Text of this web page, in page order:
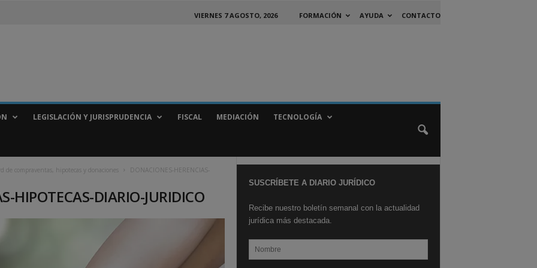
VIERNES 7 AGOSTO, 2026 FORMACIÓN AYUDA CONTACTO
LEGISLACIÓN Y JURISPRUDENCIA FISCAL MEDIACIÓN TECNOLOGÍA
de compraventas, hipotecas y donaciones
DONACIONES-HERENCIAS-
HIPOTECAS-DIARIO-JURIDICO
SUSCRÍBETE A DIARIO JURÍDICO
Recibe nuestro boletín semanal con la actualidad
jurídica más destacada.